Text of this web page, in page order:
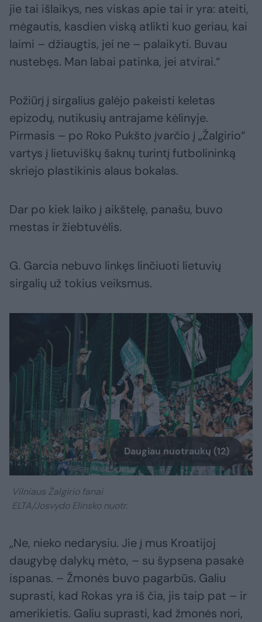
jie tai išlaikys, nes viskas apie tai ir yra: ateiti,
mėgautis, kasdien viską atlikti kuo geriau, kai
laimi – džiaugtis, jei ne – palaikyti. Buvau
nustebęs. Man labai patinka, jei atvirai.“
Požiūrį į sirgalius galėjo pakeisti keletas
epizodų, nutikusių antrajame kėlinyje.
Pirmasis – po Roko Pukšto įvarčio į „Žalgirio“
vartys į lietuviškų šaknų turintį futbolininką
skriejo plastikinis alaus bokalas.
Dar po kiek laiko į aikštelę, panašu, buvo
mestas ir žiebtuvėlis.
G. Garcia nebuvo linkęs linčiuoti lietuvių
sirgalių už tokius veiksmus.
Daugiau nuotraukų (12)
Vilniaus Žalgirio fanai
ELTA/Josvydo Elinsko nuotr.
„Ne, nieko nedarysiu. Jie į mus Kroatijoj
daugybę dalykų mėto, – su šypsena pasakė
ispanas. – Žmonės buvo pagarbūs. Galiu
suprasti, kad Rokas yra iš čia, jis taip pat – ir
amerikietis. Galiu suprasti, kad žmonės nori,